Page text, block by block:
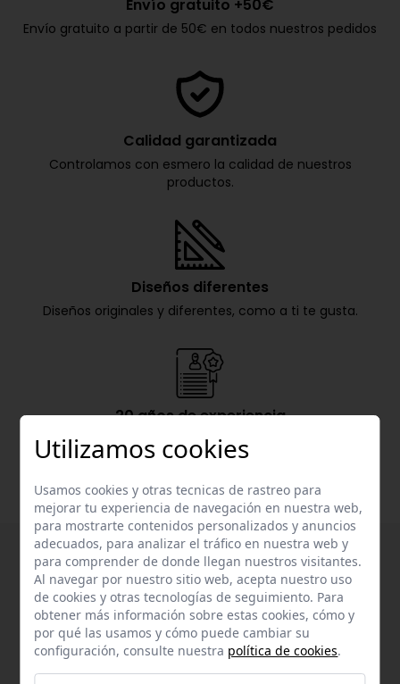
Envío gratuito +50€
Envío gratuito a partir de 50€ en todos nuestros pedidos
Calidad garantizada
Controlamos con esmero la calidad de nuestros
productos.
Diseños diferentes
Diseños originales y diferentes, como a ti te gusta.
20 años de experiencia
Nachete lleva más de 20 años en el mercado de la
confección infantil.
Utilizamos cookies
Usamos cookies y otras tecnicas de rastreo para
mejorar tu experiencia de navegación en nuestra web,
para mostrarte contenidos personalizados y anuncios
adecuados, para analizar el tráfico en nuestra web y
para comprender de donde llegan nuestros visitantes.
Al navegar por nuestro sitio web, acepta nuestro uso
de cookies y otras tecnologías de seguimiento. Para
obtener más información sobre estas cookies, cómo y
por qué las usamos y cómo puede cambiar su
configuración, consulte nuestra política de cookies.